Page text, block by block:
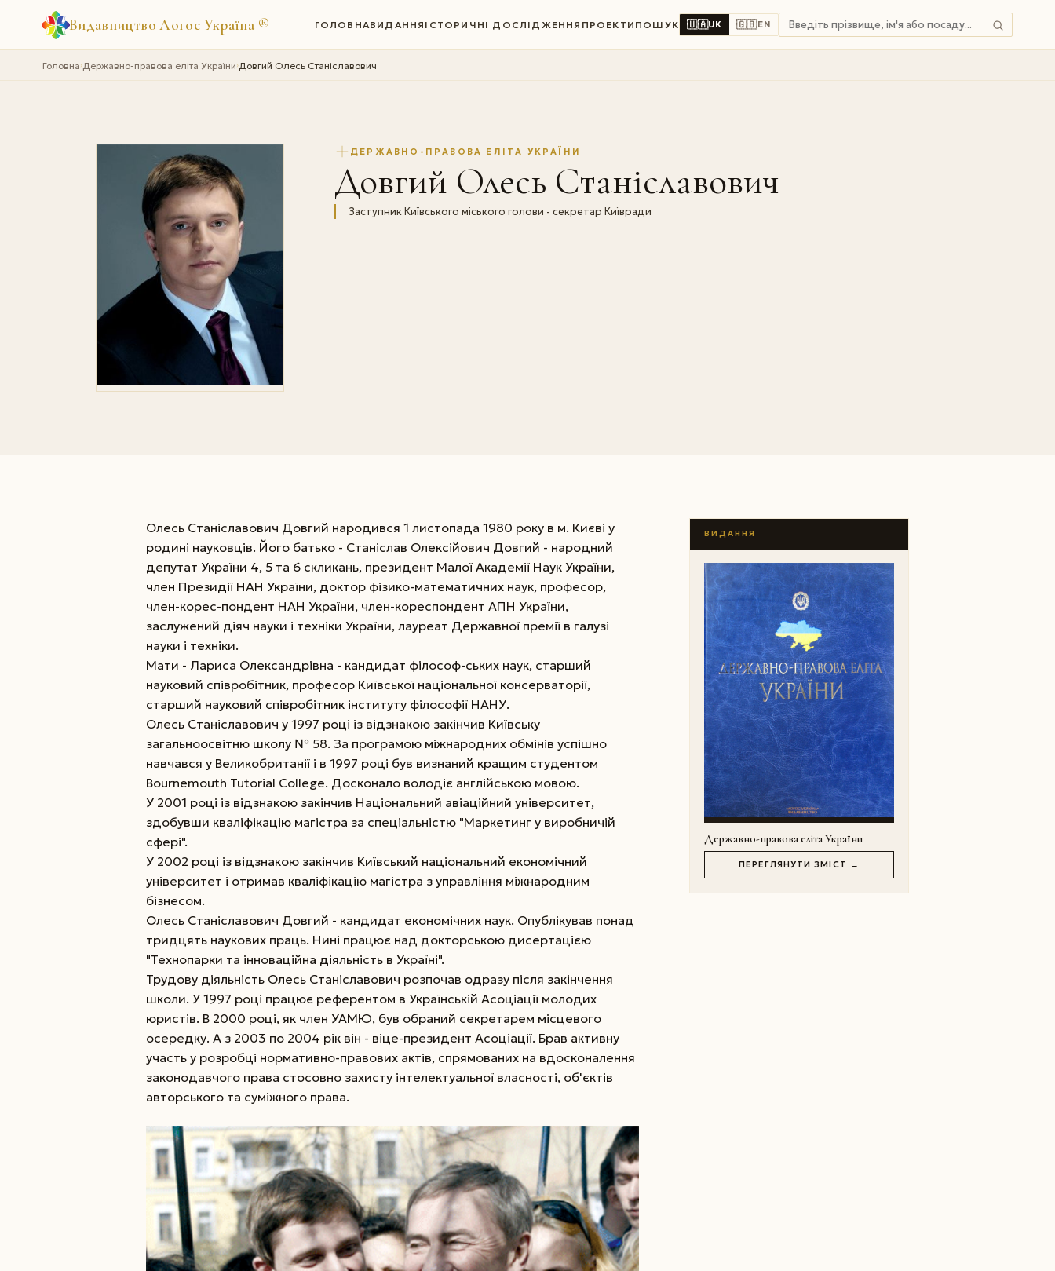
Видавництво Логос Україна ® ГОЛОВНАВИДАННЯ ІСТОРИЧНІ ДОСЛІДЖЕННЯ ПРОЕКТИ ПОШУК 🇺🇦UK 🇬🇧EN
Головна›Державно-правова еліта України›Довгий Олесь Станіславович
ДЕРЖАВНО-ПРАВОВА ЕЛІТА УКРАЇНИ
Довгий Олесь Станіславович
Заступник Київського міського голови - секретар Київради
Олесь Станіславович Довгий народився 1 листопада 1980 року в м. Києві у
родині науковців. Його батько - Станіслав Олексійович Довгий - народний
депутат України 4, 5 та 6 скликань, президент Малої Академії Наук України,
член Президії НАН України, доктор фізико-математичних наук, професор,
член-корес-пондент НАН України, член-кореспондент АПН України,
заслужений діяч науки і техніки України, лауреат Державної премії в галузі
науки і техніки.
Мати - Лариса Олександрівна - кандидат філософ-ських наук, старший
науковий співробітник, професор Київської національної консерваторії,
старший науковий співробітник інституту філософії НАНУ.
Олесь Станіславович у 1997 році із відзнакою закінчив Київську
загальноосвітню школу № 58. За програмою міжнародних обмінів успішно
навчався у Великобританії і в 1997 році був визнаний кращим студентом
Bournemouth Tutorial College. Досконало володіє англійською мовою.
У 2001 році із відзнакою закінчив Національний авіаційний університет,
здобувши кваліфікацію магістра за спеціальністю "Маркетинг у виробничій
сфері".
У 2002 році із відзнакою закінчив Київський національний економічний
університет і отримав кваліфікацію магістра з управління міжнародним
бізнесом.
Олесь Станіславович Довгий - кандидат економічних наук. Опублікував понад
тридцять наукових праць. Нині працює над докторською дисертацією
"Технопарки та інноваційна діяльність в Україні".
Трудову діяльність Олесь Станіславович розпочав одразу після закінчення
школи. У 1997 році працює референтом в Українській Асоціації молодих
юристів. В 2000 році, як член УАМЮ, був обраний секретарем місцевого
осередку. А з 2003 по 2004 рік він - віце-президент Асоціації. Брав активну
участь у розробці нормативно-правових актів, спрямованих на вдосконалення
законодавчого права стосовно захисту інтелектуальної власності, об'єктів
авторського та суміжного права.
ВИДАННЯ
Державно-правова еліта України
ПЕРЕГЛЯНУТИ ЗМІСТ →